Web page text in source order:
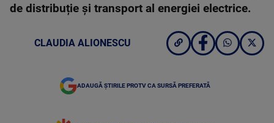
de distribuție și transport al energiei electrice.
CLAUDIA ALIONESCU
ADAUGĂ ȘTIRILE PROTV CA SURSĂ PREFERATĂ